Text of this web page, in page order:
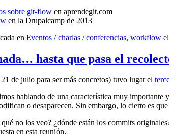
sobre git-flow en aprendegit.com
en la Drupalcamp de 2013
en Eventos / charlas / conferencias, workflow el
hasta que pasa el
de julio para ser más concretos) tuvo lugar el
hablando de una característica muy
o desaparecen. Sin embargo, lo cierto es
no los veo? ¿dónde están los commits
en esta reunión.